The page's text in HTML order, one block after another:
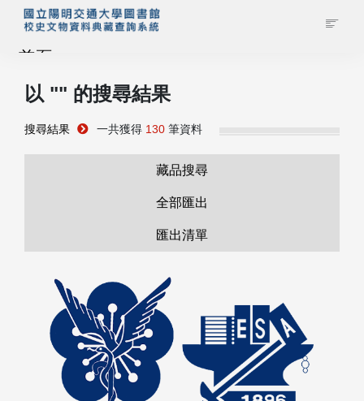
首頁
藏品查詢
管理者登入
以 "" 的搜尋結果
搜尋結果 一共獲得 130 筆資料
藏品搜尋
全部匯出
匯出清單